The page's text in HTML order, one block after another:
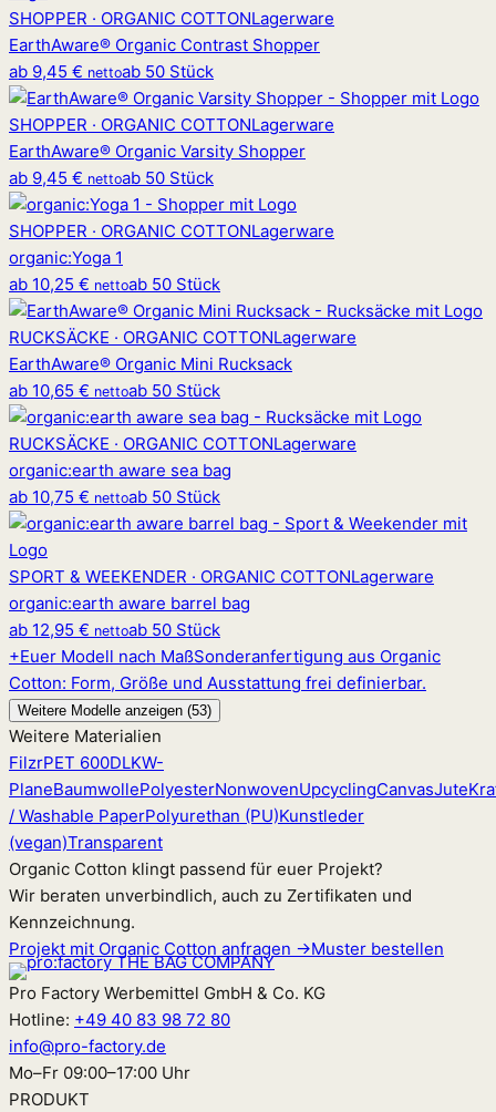
SHOPPER · ORGANIC COTTONLagerware
EarthAware® Organic Contrast Shopper
ab 9,45 € nettoab 50 Stück
SHOPPER · ORGANIC COTTONLagerware
EarthAware® Organic Varsity Shopper
ab 9,45 € nettoab 50 Stück
SHOPPER · ORGANIC COTTONLagerware
organic:Yoga 1
ab 10,25 € nettoab 50 Stück
RUCKSÄCKE · ORGANIC COTTONLagerware
EarthAware® Organic Mini Rucksack
ab 10,65 € nettoab 50 Stück
RUCKSÄCKE · ORGANIC COTTONLagerware
organic:earth aware sea bag
ab 10,75 € nettoab 50 Stück
SPORT & WEEKENDER · ORGANIC COTTONLagerware
organic:earth aware barrel bag
ab 12,95 € nettoab 50 Stück
+Euer Modell nach MaßSonderanfertigung aus Organic
Cotton: Form, Größe und Ausstattung frei definierbar.
Weitere Modelle anzeigen (53)
Weitere Materialien
FilzrPET 600DLKW-
PlaneBaumwollePolyesterNonwovenUpcyclingCanvasJute
/ Washable PaperPolyurethan (PU)Kunstleder
(vegan)Transparent
Organic Cotton klingt passend für euer Projekt?
Wir beraten unverbindlich, auch zu Zertifikaten und
Kennzeichnung.
Projekt mit Organic Cotton anfragen →Muster bestellen
Pro Factory Werbemittel GmbH & Co. KG
Hotline: +49 40 83 98 72 80
info@pro-factory.de
Mo–Fr 09:00–17:00 Uhr
PRODUKT